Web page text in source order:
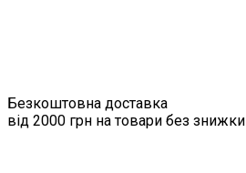
Безкоштовна доставка
від 2000 грн на товари без знижки